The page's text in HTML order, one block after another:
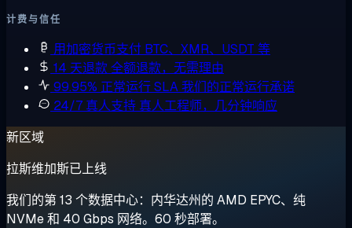
计费与信任
用加密货币支付 BTC、XMR、USDT 等
14 天退款全额退款，无需理由
99.95% 正常运行 SLA我们的正常运行承诺
24/7 真人支持 真人工程师，几分钟响应
新区域
拉斯维加斯已上线
我们的第 13 个数据中心：内华达州的 AMD EPYC、纯
NVMe 和 40 Gbps 网络。60 秒部署。